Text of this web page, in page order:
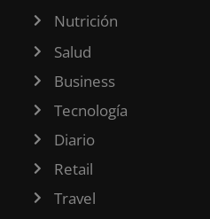
Nutrición
Salud
Business
Tecnología
Diario
Retail
Travel